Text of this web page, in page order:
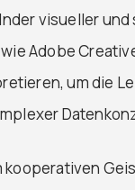
visueller
Adobe
um die